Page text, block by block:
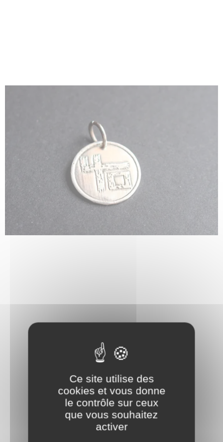
Ce site utilise des
cookies et vous donne
le contrôle sur ceux
que vous souhaitez
activer